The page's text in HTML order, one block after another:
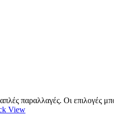
παραλλαγές. Οι επιλογές
View